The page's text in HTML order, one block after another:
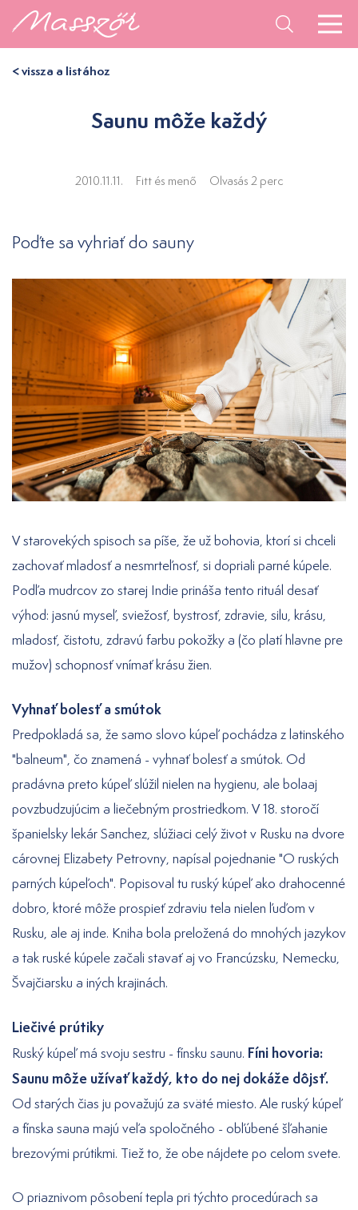
< vissza a listához
Saunu môže každý
2010.11.11. Fitt és menő Olvasás 2 perc
Poďte sa vyhriať do sauny
V starovekých spisoch sa píše, že už bohovia, ktorí si chceli
zachovať mladosť a nesmrteľnosť, si dopriali parné kúpele.
Podľa mudrcov zo starej Indie prináša tento rituál desať
výhod: jasnú myseľ, sviežosť, bystrosť, zdravie, silu, krásu,
mladosť, čistotu, zdravú farbu pokožky a (čo platí hlavne pre
mužov) schopnosť vnímať krásu žien.
Vyhnať bolesť a smútok
Predpokladá sa, že samo slovo kúpeľ pochádza z latinského
"balneum", čo znamená - vyhnať bolesť a smútok. Od
pradávna preto kúpeľ slúžil nielen na hygienu, ale bolaaj
povzbudzujúcim a liečebným prostriedkom. V 18. storočí
španielsky lekár Sanchez, slúžiaci celý život v Rusku na dvore
cárovnej Elizabety Petrovny, napísal pojednanie "O ruských
parných kúpeľoch". Popisoval tu ruský kúpeľ ako drahocenné
dobro, ktoré môže prospieť zdraviu tela nielen ľuďom v
Rusku, ale aj inde. Kniha bola preložená do mnohých jazykov
a tak ruské kúpele začali stavať aj vo Francúzsku, Nemecku,
Švajčiarsku a iných krajinách.
Liečivé prútiky
Ruský kúpeľ má svoju sestru - fínsku saunu. Fíni hovoria:
Saunu môže užívať každý, kto do nej dokáže dôjsť.
Od starých čias ju považujú za sväté miesto. Ale ruský kúpeľ
a fínska sauna majú veľa spoločného - obľúbené šľahanie
brezovými prútikmi. Tiež to, že obe nájdete po celom svete.
O priaznivom pôsobení tepla pri týchto procedúrach sa